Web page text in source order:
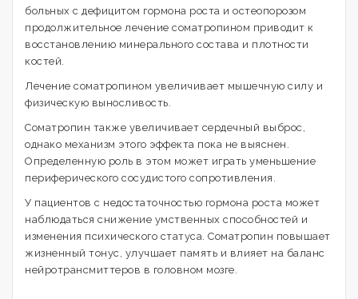
больных с дефицитом гормона роста и остеопорозом
продолжительное лечение соматропином приводит к
восстановлению минерального состава и плотности
костей.
Лечение соматропином увеличивает мышечную силу и
физическую выносливость.
Соматропин также увеличивает сердечный выброс,
однако механизм этого эффекта пока не выяснен.
Определенную роль в этом может играть уменьшение
периферического сосудистого сопротивления.
У пациентов с недостаточностью гормона роста может
наблюдаться снижение умственных способностей и
изменения психического статуса. Соматропин повышает
жизненный тонус, улучшает память и влияет на баланс
нейротрансмиттеров в головном мозге.